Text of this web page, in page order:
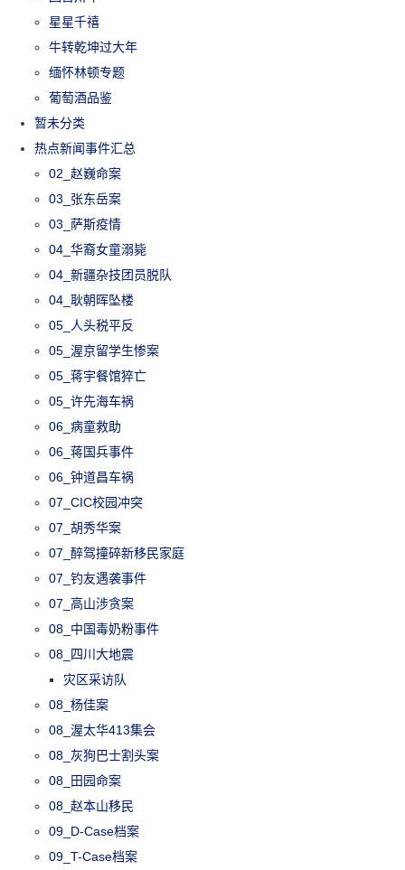
星星千禧
牛转乾坤过大年
缅怀林顿专题
葡萄酒品鉴
暂未分类
热点新闻事件汇总
02_赵巍命案
03_张东岳案
03_萨斯疫情
04_华裔女童溺毙
04_新疆杂技团员脱队
04_耿朝晖坠楼
05_人头税平反
05_渥京留学生惨案
05_蒋宇餐馆猝亡
05_许先海车祸
06_病童救助
06_蒋国兵事件
06_钟道昌车祸
07_CIC校园冲突
07_胡秀华案
07_醉驾撞碎新移民家庭
07_钓友遇袭事件
07_高山涉贪案
08_中国毒奶粉事件
08_四川大地震
灾区采访队
08_杨佳案
08_渥太华413集会
08_灰狗巴士割头案
08_田园命案
08_赵本山移民
09_D-Case档案
09_T-Case档案